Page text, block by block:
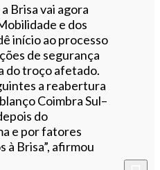
Brisa vai agora
e dos
início ao processo
de segurança
do troço afetado.
a reabertura
Coimbra Sul–
do
e por fatores
à Brisa”, afirmou